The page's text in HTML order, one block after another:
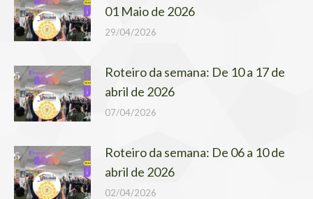
01 Maio de 2026
29/04/2026
Roteiro da semana: De 10 a 17 de
abril de 2026
07/04/2026
Roteiro da semana: De 06 a 10 de
abril de 2026
02/04/2026